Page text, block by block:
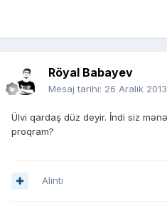
Röyal Babayev
Mesaj tarihi: 26 Aralık 2013
Ülvi qardaş düz deyir. İndi siz
proqram?
Alıntı